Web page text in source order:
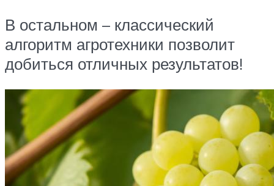
В остальном – классический
алгоритм агротехники позволит
добиться отличных результатов!